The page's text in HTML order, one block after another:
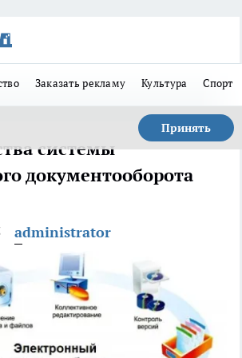
Заказать рекламу Культура Спорт
Принять
системы
документооборота
administrator